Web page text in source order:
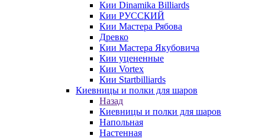
Кии Dinamika Billiards
Кии РУССКИЙ
Кии Мастера Рябова
Древко
Кии Мастера Якубовича
Кии уцененные
Кии Vortex
Кии Startbilliards
Киевницы и полки для шаров
Назад
Киевницы и полки для шаров
Напольная
Настенная